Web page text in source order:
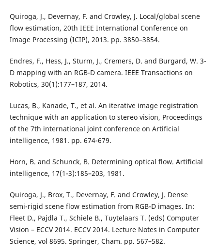
Quiroga, J., Devernay, F. and Crowley, J. Local/global scene
flow estimation, 20th IEEE International Conference on
Image Processing (ICIP), 2013. pp. 3850–3854.
Endres, F., Hess, J., Sturm, J., Cremers, D. and Burgard, W. 3-
D mapping with an RGB-D camera. IEEE Transactions on
Robotics, 30(1):177–187, 2014.
Lucas, B., Kanade, T., et al. An iterative image registration
technique with an application to stereo vision, Proceedings
of the 7th international joint conference on Artificial
intelligence, 1981. pp. 674-679.
Horn, B. and Schunck, B. Determining optical flow. Artificial
intelligence, 17(1-3):185–203, 1981.
Quiroga, J., Brox, T., Devernay, F. and Crowley, J. Dense
semi-rigid scene flow estimation from RGB-D images. In:
Fleet D., Pajdla T., Schiele B., Tuytelaars T. (eds) Computer
Vision – ECCV 2014. ECCV 2014. Lecture Notes in Computer
Science, vol 8695. Springer, Cham. pp. 567–582.